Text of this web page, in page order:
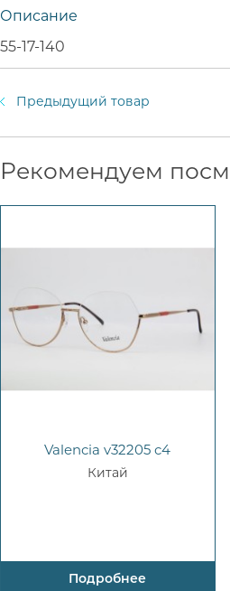
Описание
55-17-140
Предыдущий товар
Рекомендуем
Valencia v32205 c4
Китай
Подробнее